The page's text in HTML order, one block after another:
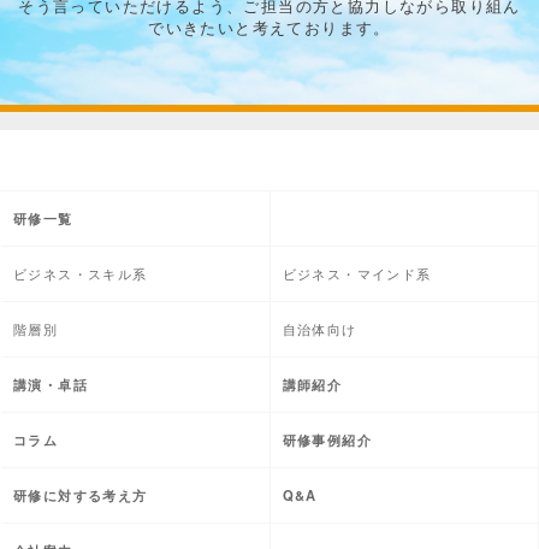
そう言っていただけるよう、ご担当の方と協力しながら取り組ん
でいきたいと考えております。
研修一覧
ビジネス・スキル系 ビジネス・マインド系
階層別 自治体向け
講演・卓話 講師紹介
コラム 研修事例紹介
研修に対する考え方 Q&A